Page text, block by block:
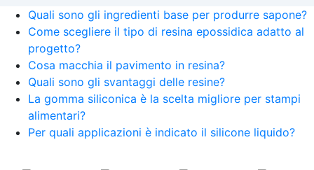
Quali sono gli ingredienti base per produrre sapone?
Come scegliere il tipo di resina epossidica adatto al
progetto?
Cosa macchia il pavimento in resina?
Quali sono gli svantaggi delle resine?
La gomma siliconica è la scelta migliore per stampi
alimentari?
Per quali applicazioni è indicato il silicone liquido?